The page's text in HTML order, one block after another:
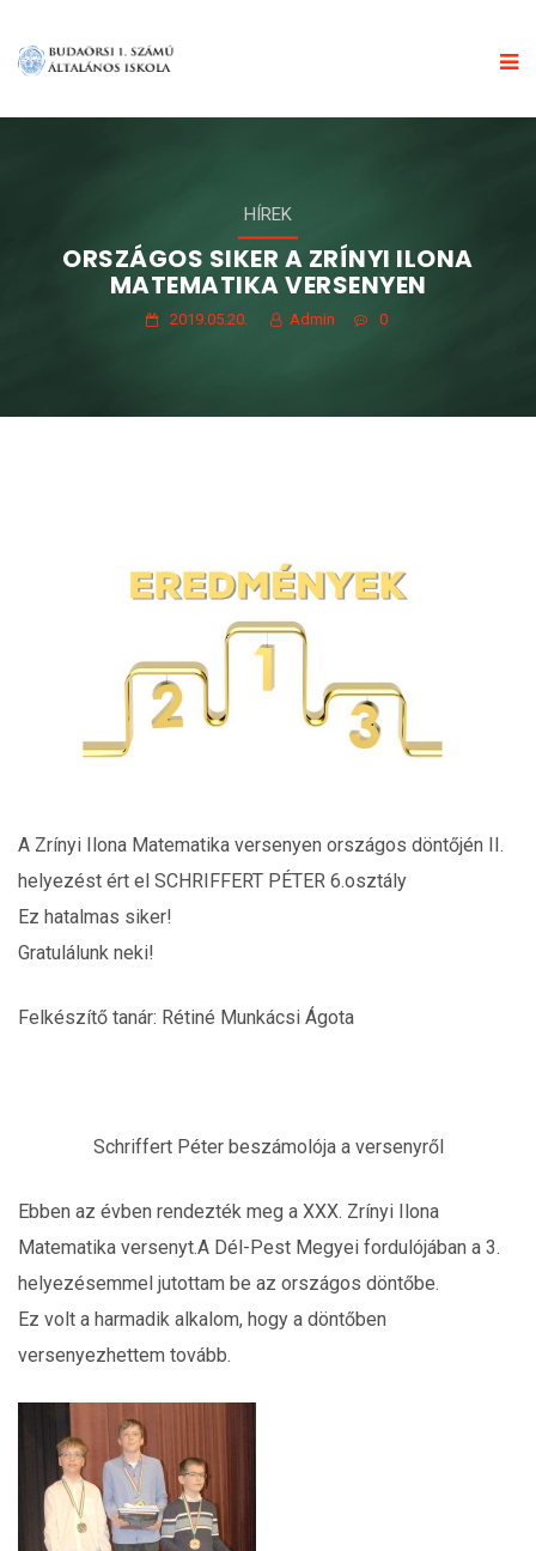
HÍREK
ORSZÁGOS SIKER A ZRÍNYI ILONA
MATEMATIKA VERSENYEN
2019.05.20. Admin 0
A Zrínyi Ilona Matematika versenyen országos döntőjén II.
helyezést ért el SCHRIFFERT PÉTER 6.osztály
Ez hatalmas siker!
Gratulálunk neki!
Felkészítő tanár: Rétiné Munkácsi Ágota
Schriffert Péter beszámolója a versenyről
Ebben az évben rendezték meg a XXX. Zrínyi Ilona
Matematika versenyt.A Dél-Pest Megyei fordulójában a 3.
helyezésemmel jutottam be az országos döntőbe.
Ez volt a harmadik alkalom, hogy a döntőben
versenyezhettem tovább.